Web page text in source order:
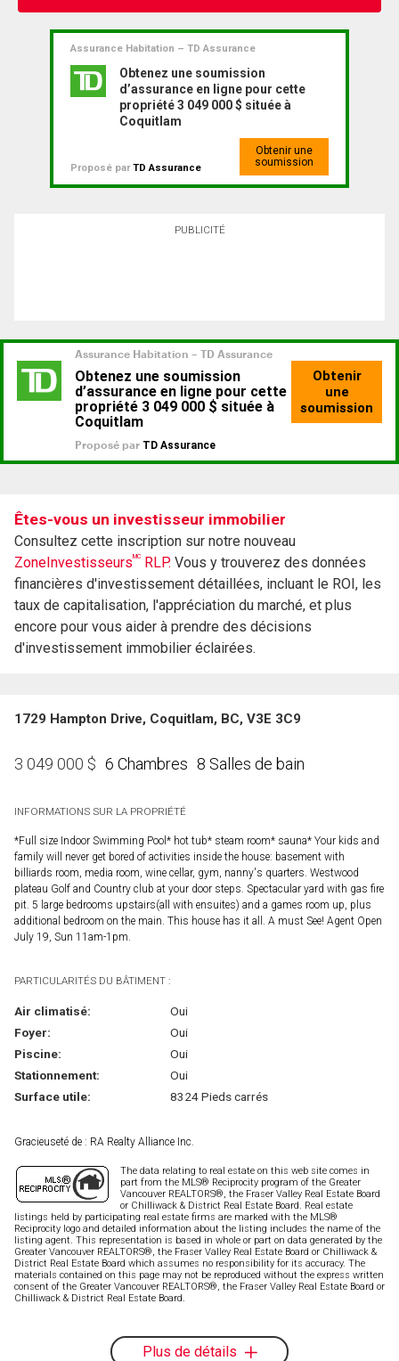
Assurance Habitation – TD Assurance
Obtenez une soumission
d’assurance en ligne pour cette
propriété 3 049 000 $ située à
Coquitlam
Proposé parTD Assurance
Obtenir une
soumission
PUBLICITÉ
Êtes-vous un investisseur immobilier
Consultez cette inscription sur notre nouveau
ZoneInvestisseursMC RLP. Vous y trouverez des données
financières d'investissement détaillées, incluant le ROI, les
taux de capitalisation, l'appréciation du marché, et plus
encore pour vous aider à prendre des décisions
d'investissement immobilier éclairées.
1729 Hampton Drive, Coquitlam, BC, V3E 3C9
3 049 000 $ 6 Chambres 8 Salles de bain
INFORMATIONS SUR LA PROPRIÉTÉ
*Full size Indoor Swimming Pool* hot tub* steam room* sauna* Your kids and
family will never get bored of activities inside the house: basement with
billiards room, media room, wine cellar, gym, nanny's quarters. Westwood
plateau Golf and Country club at your door steps. Spectacular yard with gas fire
pit. 5 large bedrooms upstairs(all with ensuites) and a games room up, plus
additional bedroom on the main. This house has it all. A must See! Agent Open
July 19, Sun 11am-1pm.
PARTICULARITÉS DU BÂTIMENT :
Air climatisé:
Oui
Foyer:
Oui
Piscine:
Oui
Stationnement:
Oui
Surface utile:
8324 Pieds carrés
Gracieuseté de : RA Realty Alliance Inc.
The data relating to real estate on this web site comes in
part from the MLS® Reciprocity program of the Greater
Vancouver REALTORS®, the Fraser Valley Real Estate Board
or Chilliwack & District Real Estate Board. Real estate
listings held by participating real estate firms are marked with the MLS®
Reciprocity logo and detailed information about the listing includes the name of the
listing agent. This representation is based in whole or part on data generated by the
Greater Vancouver REALTORS®, the Fraser Valley Real Estate Board or Chilliwack &
District Real Estate Board which assumes no responsibility for its accuracy. The
materials contained on this page may not be reproduced without the express written
consent of the Greater Vancouver REALTORS®, the Fraser Valley Real Estate Board or
Chilliwack & District Real Estate Board.
Plus de détails